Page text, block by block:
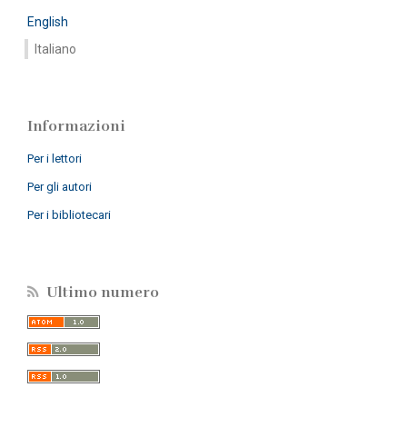
English
Italiano
Informazioni
Per i lettori
Per gli autori
Per i bibliotecari
Ultimo numero